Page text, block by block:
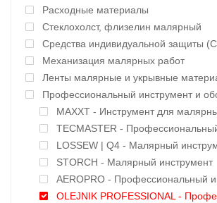
Расходные материалы
Стеклохолст, флизелин малярный
Средства индивидуальной защиты
Механизация малярных работ
Ленты малярные и укрывные
Профессиональный инструмент и
MAXXT - Инструмент для
TECMASTER - Профессиональный инструмент и
LOSSEW | Q4 - Малярный инструмент и
STORCH - Малярный инструмент
AEROPRO - Профессиональный инструмент и
OLEJNIK PROFESSIONAL - Профессиональный